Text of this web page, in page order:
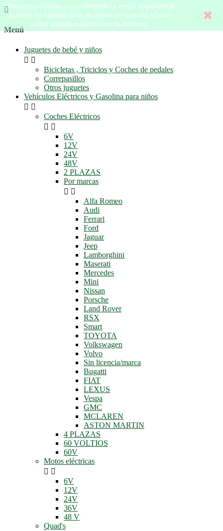
Utilizamos cookies para ofrecerle la mejor experiencia
posible en nuestro sitio. Al continuar usando el sitio
usted acepta nuestro uso de cookies.

Menú
Juguetes de bebé y niños
 
Bicicletas , Triciclos y Coches de pedales
Correpasillos
Otros juguetes
Vehículos Eléctricos y Gasolina para niños
 
Coches Eléctricos
 
6V
12V
24V
48V
2 PLAZAS
Por marcas
 
Alfa Romeo
Audi
Ferrari
Ford
Jaguar
Jeep
Lamborghini
Maserati
Mercedes
Mini
Nissan
Porsche
Land Rover
RSX
Smart
TOYOTA
Volkswagen
Volvo
Sin licencia/marca
Bugatti
FIAT
LEXUS
Vespa
GMC
MCLAREN
ASTON MARTIN
4 PLAZAS
60 VOLTIOS
60V
Motos eléctricas
 
6V
12V
24V
36V
48 V
Quad's